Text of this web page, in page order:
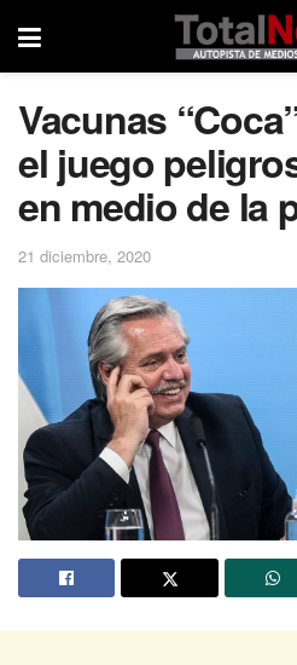
Vacunas
el juego
en medio de la
21 diciembre, 2020